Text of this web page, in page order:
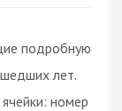
подробную
лет.
номер